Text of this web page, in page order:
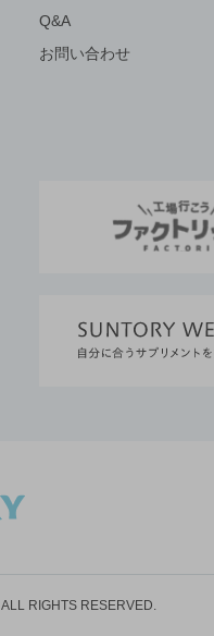
Q&A
お問い合わせ
ALL RIGHTS RESERVED.